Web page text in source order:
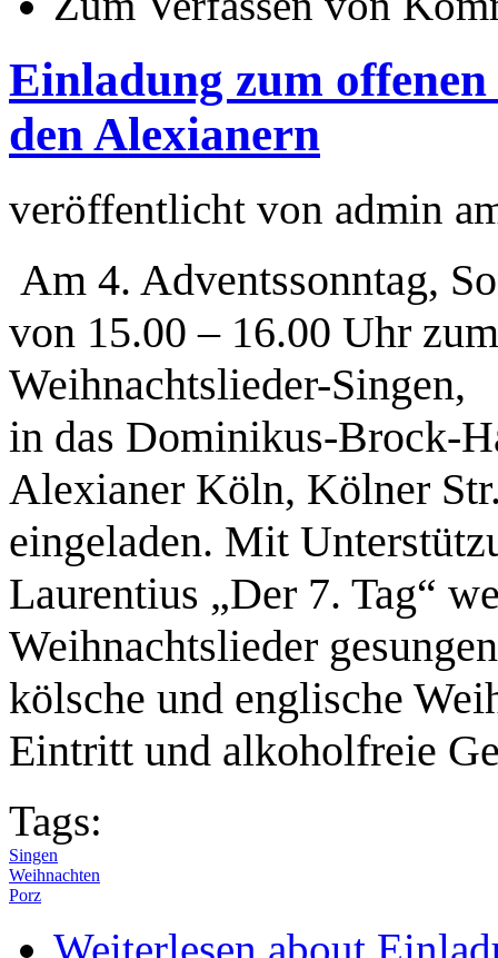
Einladung zum
den Alexianern
veröffentlicht von admin
Am 4. Adventssonntag,
von 15.00 – 16.00 Uhr
Weihnachtslieder-Singen,
in das Dominikus-Brock-
Alexianer Köln, Kölner
eingeladen. Mit
Laurentius „Der 7. Tag“
Weihnachtslieder
kölsche und englische
Eintritt und alkoholfreie
Tags:
Singen
Weihnachten
Porz